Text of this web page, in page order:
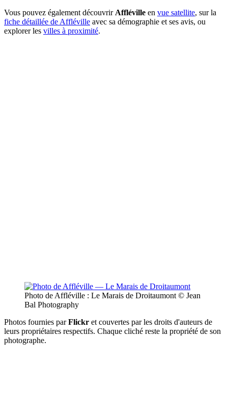
Vous pouvez également découvrir Affléville en vue satellite, sur la
fiche détaillée de Affléville avec sa démographie et ses avis, ou
explorer les villes à proximité.
Photo de Affléville : Le Marais de Droitaumont © Jean
Bal Photography
Photos fournies parFlickr et couvertes par les droits d'auteurs de
leurs propriétaires respectifs. Chaque cliché reste la propriété de son
photographe.